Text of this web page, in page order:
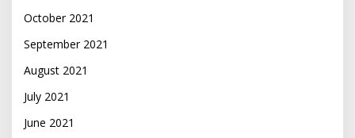
October 2021
September 2021
August 2021
July 2021
June 2021